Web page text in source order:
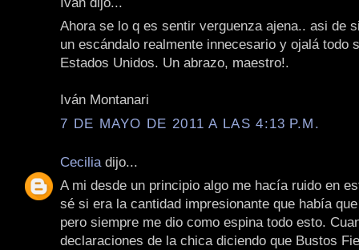
Ahora se lo q es sentir verguenza ajena.. asi de
un escándalo realmente innecesario y ojalá todo
Estados Unidos. Un abrazo, maestro!.
Iván Montanari
7 DE MAYO DE 2011 A LAS 4:13 P.M.
Cecilia dijo...
A mi desde un principio algo me hacía ruido en
sé si era la cantidad impresionante que había
pero siempre me dio como espina todo esto.
declaraciones de la chica diciendo que Bustos